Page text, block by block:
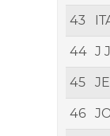
43
44 J
45
46